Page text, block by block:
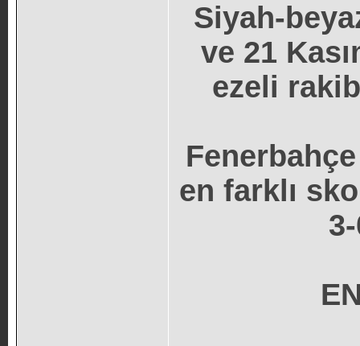
Siyah-
ve 21
ezeli
en farklı